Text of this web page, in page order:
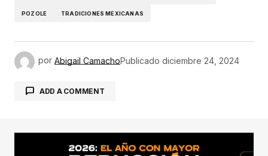
POZOLE TRADICIONES MEXICANAS
por Abigail CamachoPublicado diciembre 24, 2024
ADD A COMMENT
conectado